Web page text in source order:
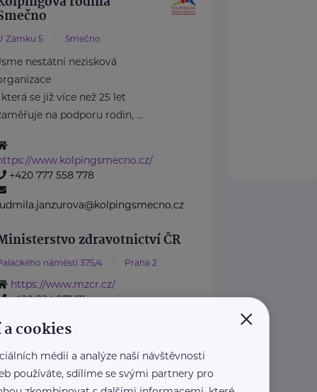
Zámku 5 Smečno
nestátní nezisková
která se již více než 25 let
na podporu rodin, ...
www.kolpingsmecno.cz/
+420 777 558 778
zdravotnictví ČR
náměstí 375/4 Praha 2
https://www.mzcr.cz/
+420 224 971 111
Dobrý anděl
3331/37 Praha 5
×
cookies
médií a analýze naší návštěvnosti
používáte, sdílíme se svými partnery pro